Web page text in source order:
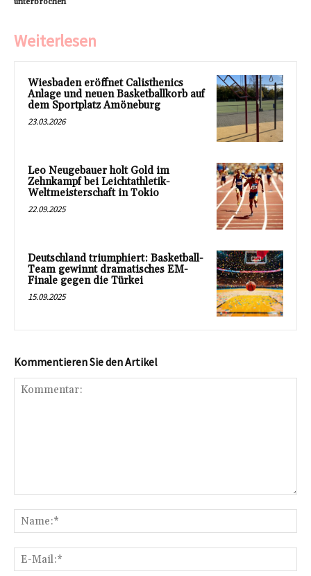
Weiterlesen
Wiesbaden eröffnet Calisthenics
Anlage und neuen Basketballkorb auf
dem Sportplatz Amöneburg
23.03.2026
Leo Neugebauer holt Gold im
Zehnkampf bei Leichtathletik-
Weltmeisterschaft in Tokio
22.09.2025
Deutschland triumphiert: Basketball-
Team gewinnt dramatisches EM-
Finale gegen die Türkei
15.09.2025
Kommentieren Sie den Artikel